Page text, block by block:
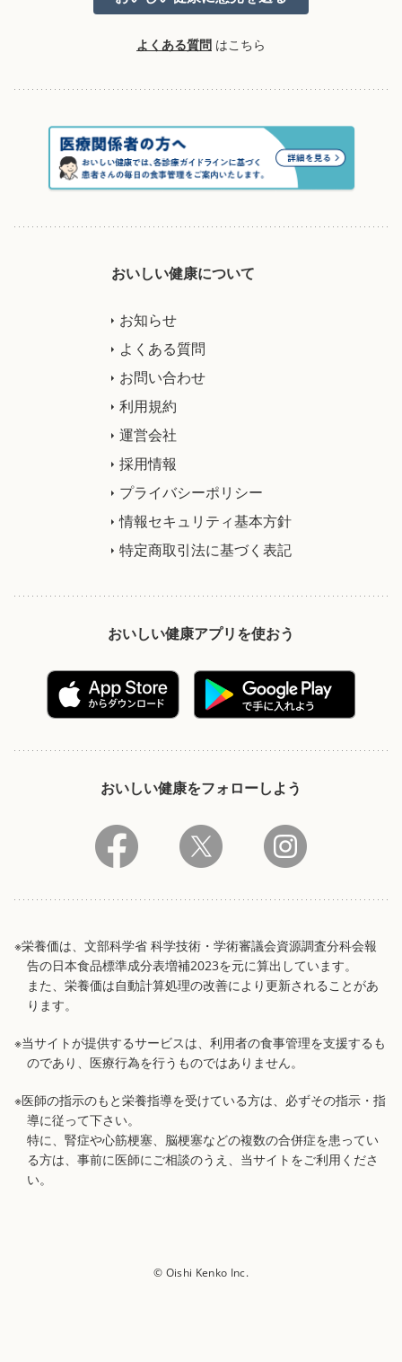
よくある質問 はこちら
おいしい健康について
お知らせ
よくある質問
お問い合わせ
利用規約
運営会社
採用情報
プライバシーポリシー
情報セキュリティ基本方針
特定商取引法に基づく表記
おいしい健康アプリを使おう
おいしい健康をフォローしよう
※栄養価は、文部科学省 科学技術・学術審議会資源調査分科会報
告の日本食品標準成分表増補2023を元に算出しています。
また、栄養価は自動計算処理の改善により更新されることがあ
ります。
※当サイトが提供するサービスは、利用者の食事管理を支援するも
のであり、医療行為を行うものではありません。
※医師の指示のもと栄養指導を受けている方は、必ずその指示・指
導に従って下さい。
特に、腎症や心筋梗塞、脳梗塞などの複数の合併症を患ってい
る方は、事前に医師にご相談のうえ、当サイトをご利用くださ
い。
© Oishi Kenko Inc.